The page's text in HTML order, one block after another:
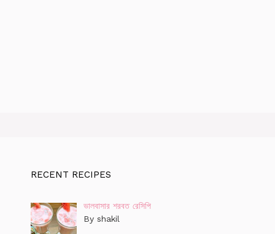
RECENT RECIPES
ভালবাসার শরবত রেসিপি
By shakil